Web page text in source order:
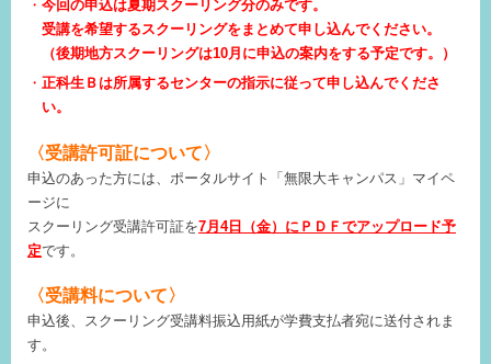
今回の申込は夏期スクーリング分のみです。
受講を希望するスクーリングをまとめて申し込んでください。
（後期地方スクーリングは10月に申込の案内をする予定です。）
正科生Ｂは所属するセンターの指示に従って申し込んでくださ
い。
〈受講許可証について〉
申込のあった方には、ポータルサイト「無限大キャンパス」マイペ
ージに
スクーリング受講許可証を7月4日（金）にＰＤＦでアップロード予
定です。
〈受講料について〉
申込後、スクーリング受講料振込用紙が学費支払者宛に送付されま
す。